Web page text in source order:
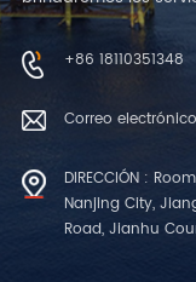
+86 18110351348
Correo
DIRECCIÓN :
Nanjing City,
Road, Jianhu